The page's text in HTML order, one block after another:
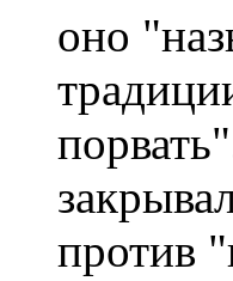
оно
против